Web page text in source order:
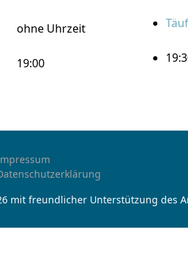
ohne Uhrzeit
19:00
mit freundlicher Unterstützung des